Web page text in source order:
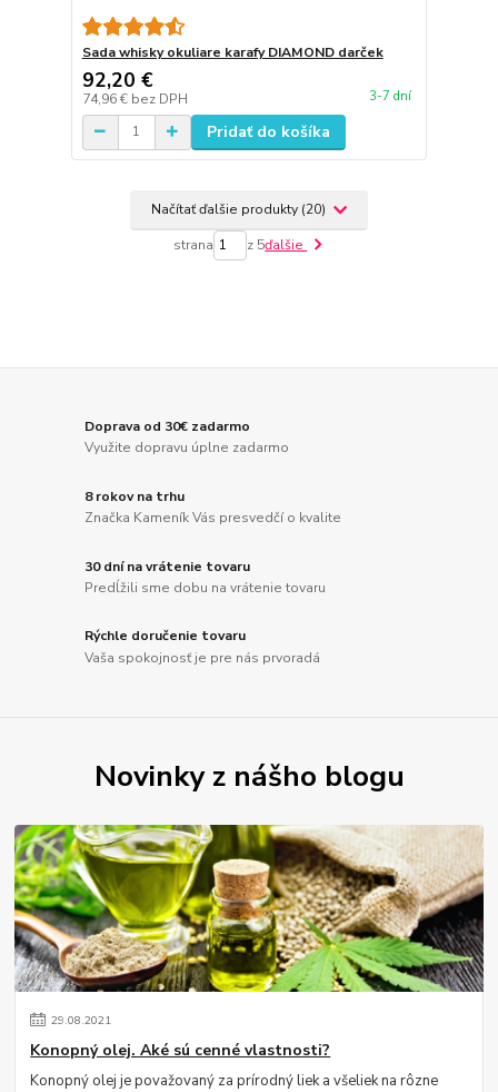
Sada whisky okuliare karafy DIAMOND darček
92,20 €
74,96 € bez DPH 3-7 dní
Pridať do košíka
Načítať ďalšie produkty (20)
strana z 5ďalšie
Doprava od 30€ zadarmo
Využite dopravu úplne zadarmo
8 rokov na trhu
Značka Kameník Vás presvedčí o kvalite
30 dní na vrátenie tovaru
Predĺžili sme dobu na vrátenie tovaru
Rýchle doručenie tovaru
Vaša spokojnosť je pre nás prvoradá
Novinky z nášho blogu
29.08.2021
Konopný olej. Aké sú cenné vlastnosti?
Konopný olej je považovaný za prírodný liek a všeliek na rôzne